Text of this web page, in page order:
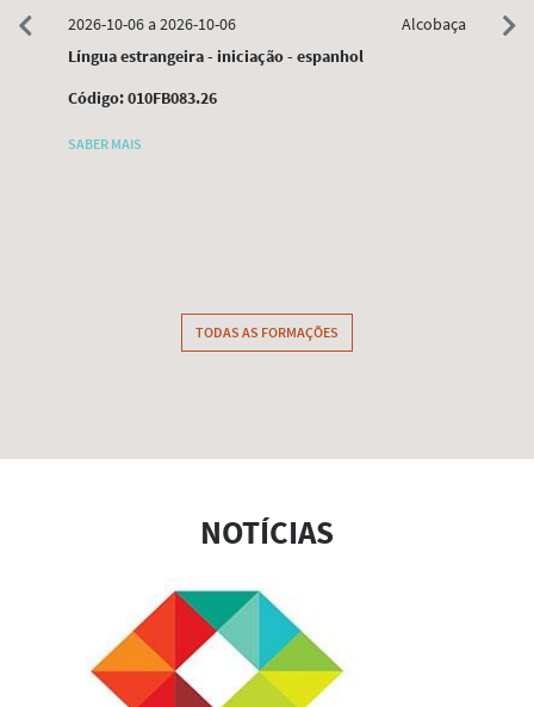
Prev 2026-10-06 a 2026-10-06
Alcobaça
Língua estrangeira - iniciação - espanhol
Código: 010FB083.26
SABER MAIS
Next
TODAS AS FORMAÇÕES
NOTÍCIAS